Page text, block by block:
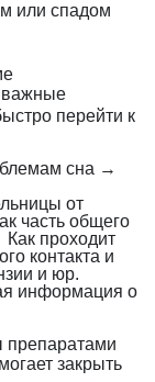
или спадом
важные
перейти к
сна →
от
часть общего
Как проходит
контакта и
и юр.
информация о
препаратами
закрыть